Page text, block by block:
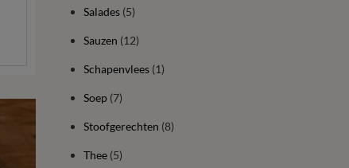
Salades(5)
Sauzen (12)
Schapenvlees(1)
Soep(7)
Stoofgerechten (8)
Thee(5)